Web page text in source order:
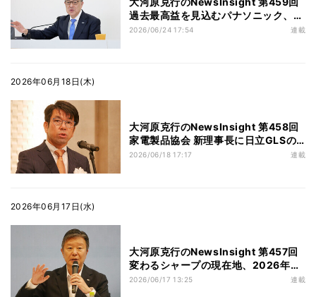
過去最高益を見込むパナソニック、AI
事業期待で株高も「一過性ではない」
2026/06/24 17:54 連載
2026年06月18日(木)
大河原克行のNewsInsight 第458回
家電製品協会 新理事長に日立GLSの
大隅英貴氏、ZEH資格推進を強調 - 資
2026/06/18 17:17 連載
2026年06月17日(水)
大河原克行のNewsInsight 第457回
変わるシャープの現在地、2026年度
の事業戦略を読み解く (後編)
2026/06/17 13:25 連載